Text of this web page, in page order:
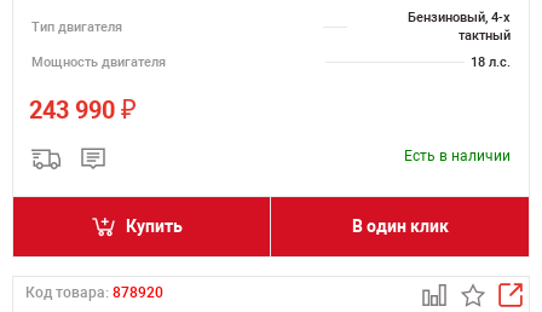
Тип двигателя
Бензиновый, 4-х
тактный
Мощность двигателя
18 л.с.
243 990 ₽
Есть в наличии
Купить В один клик
Код товара: 878920